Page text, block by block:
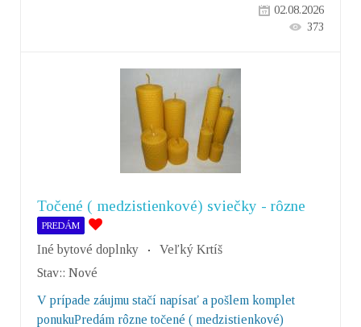
02.08.2026
373
Točené ( medzistienkové) sviečky - rôzne
PREDÁM
Iné bytové doplnky
Veľký Krtíš
Stav:: Nové
V prípade záujmu stačí napísať a pošlem komplet
ponukuPredám rôzne točené ( medzistienkové)